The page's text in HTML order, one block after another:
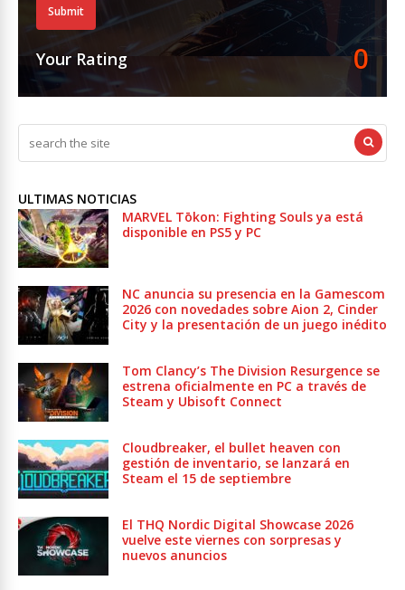
Submit
Your Rating 0
ULTIMAS NOTICIAS
MARVEL Tōkon: Fighting Souls ya está
disponible en PS5 y PC
NC anuncia su presencia en la Gamescom
2026 con novedades sobre Aion 2, Cinder
City y la presentación de un juego inédito
Tom Clancy’s The Division Resurgence se
estrena oficialmente en PC a través de
Steam y Ubisoft Connect
Cloudbreaker, el bullet heaven con
gestión de inventario, se lanzará en
Steam el 15 de septiembre
El THQ Nordic Digital Showcase 2026
vuelve este viernes con sorpresas y
nuevos anuncios